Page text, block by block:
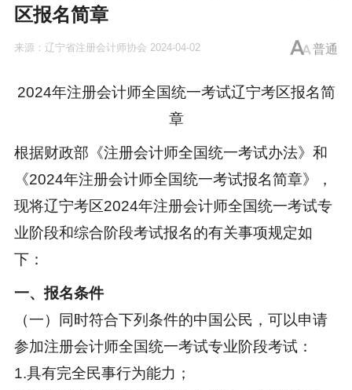
区报名简章
普通
来源： 辽宁省注册会计师协会 2024-04-02
2024年注册会计师全国统一考试辽宁考区报名简
章
根据财政部《注册会计师全国统一考试办法》和
《2024年注册会计师全国统一考试报名简章》，
现将辽宁考区2024年注册会计师全国统一考试专
业阶段和综合阶段考试报名的有关事项规定如
下：
一、报名条件
（一）同时符合下列条件的中国公民，可以申请
参加注册会计师全国统一考试专业阶段考试：
1.具有完全民事行为能力；